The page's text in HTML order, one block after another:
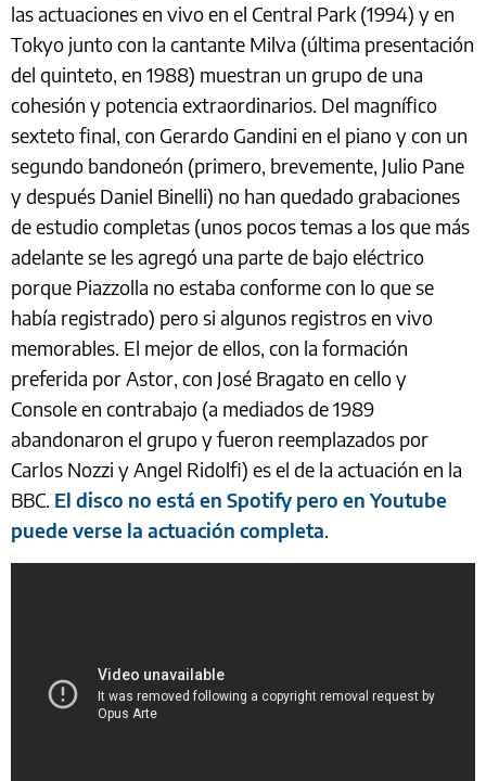
las actuaciones en vivo en el Central Park (1994) y en
Tokyo junto con la cantante Milva (última presentación
del quinteto, en 1988) muestran un grupo de una
cohesión y potencia extraordinarios. Del magnífico
sexteto final, con Gerardo Gandini en el piano y con un
segundo bandoneón (primero, brevemente, Julio Pane
y después Daniel Binelli) no han quedado grabaciones
de estudio completas (unos pocos temas a los que más
adelante se les agregó una parte de bajo eléctrico
porque Piazzolla no estaba conforme con lo que se
había registrado) pero si algunos registros en vivo
memorables. El mejor de ellos, con la formación
preferida por Astor, con José Bragato en cello y
Console en contrabajo (a mediados de 1989
abandonaron el grupo y fueron reemplazados por
Carlos Nozzi y Angel Ridolfi) es el de la actuación en la
BBC. El disco no está en Spotify pero en Youtube
puede verse la actuación completa.